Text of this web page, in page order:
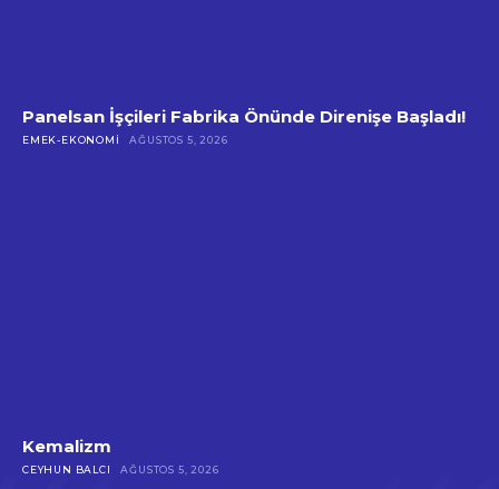
Panelsan İşçileri Fabrika Önünde Direnişe Başladı!
EMEK-EKONOMI AĞUSTOS 5, 2026
Kemalizm
CEYHUN BALCI AĞUSTOS 5, 2026